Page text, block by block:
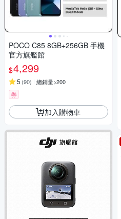
POCO C85 8GB+256GB 手機
官方旗艦館
$4,299
5 (90) 總銷量>200
券
加入購物車